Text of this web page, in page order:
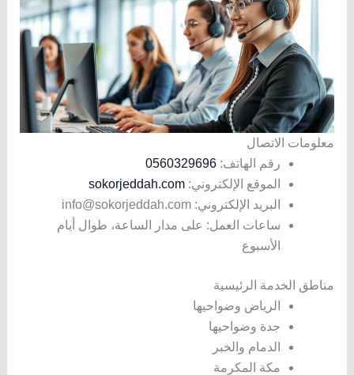
معلومات الاتصال
رقم الهاتف: 0560329696
الموقع الإلكتروني: sokorjeddah.com
البريد الإلكتروني: info@sokorjeddah.com
ساعات العمل: على مدار الساعة، طوال أيام
الأسبوع
مناطق الخدمة الرئيسية
الرياض وضواحيها
جدة وضواحيها
الدمام والخبر
مكة المكرمة